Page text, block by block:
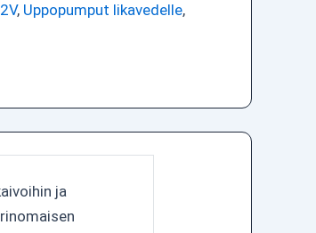
, Uppopumput likavedelle,
ja